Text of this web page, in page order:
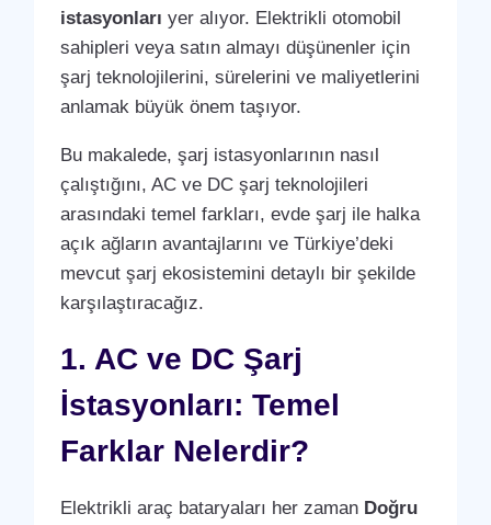
istasyonları yer alıyor. Elektrikli otomobil
sahipleri veya satın almayı düşünenler için
şarj teknolojilerini, sürelerini ve maliyetlerini
anlamak büyük önem taşıyor.
Bu makalede, şarj istasyonlarının nasıl
çalıştığını, AC ve DC şarj teknolojileri
arasındaki temel farkları, evde şarj ile halka
açık ağların avantajlarını ve Türkiye’deki
mevcut şarj ekosistemini detaylı bir şekilde
karşılaştıracağız.
1. AC ve DC Şarj
İstasyonları: Temel
Farklar Nelerdir?
Elektrikli araç bataryaları her zaman Doğru